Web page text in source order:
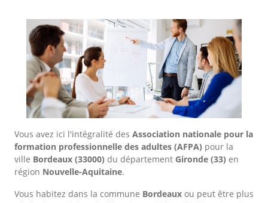
Vous avez ici l'intégralité des Association nationale pour la
formation professionnelle des adultes (AFPA) pour la
ville Bordeaux (33000) du département Gironde (33) en
région Nouvelle-Aquitaine.
Vous habitez dans la commune Bordeaux ou peut être plus